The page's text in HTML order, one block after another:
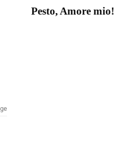
Pesto, Amore mio!